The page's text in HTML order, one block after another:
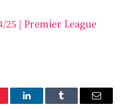
25 | Premier League
LinkedInTumblr Email